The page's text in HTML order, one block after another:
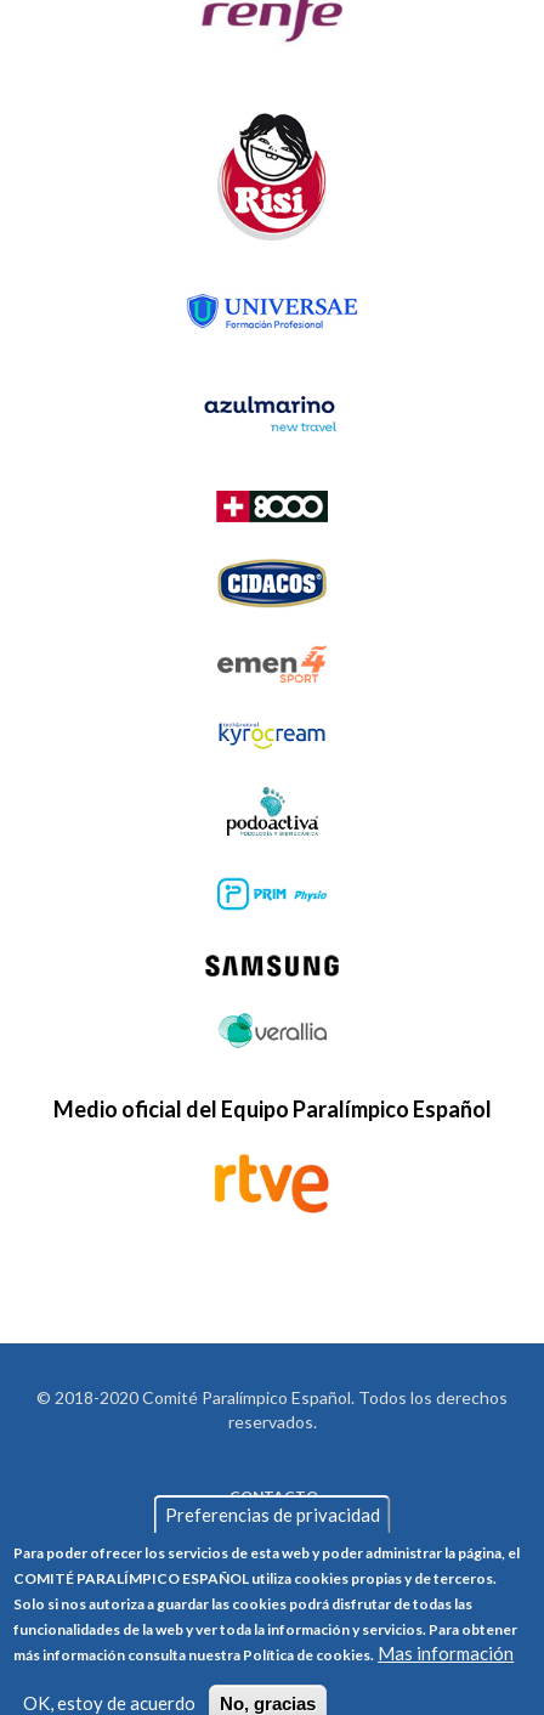
Medio oficial del Equipo Paralímpico Español
© 2018-2020 Comité Paralímpico Español. Todos los derechos
reservados.
FOOTER
CONTACTO
POLÍTICA DE PRIVACIDAD
POLÍTICA DE COOKIES
CANAL ÉTICO
TRABAJA CON NOSOTROS
Preferencias de privacidad
Para poder ofrecer los servicios de esta web y poder administrar la página, el
COMITÉ PARALÍMPICO ESPAÑOL utiliza cookies propias y de terceros.
Solo si nos autoriza a guardar las cookies podrá disfrutar de todas las
funcionalidades de la web y ver toda la información y servicios. Para obtener
más información consulta nuestra Política de cookies. Mas información
OK, estoy de acuerdo No, gracias